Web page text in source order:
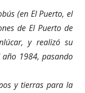
(en El Puerto, el
de El Puerto de
y realizó su
1984, pasando
y tierras para la